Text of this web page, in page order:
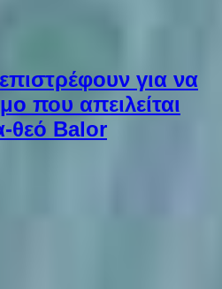
για να
που απειλείται
θεό Balor